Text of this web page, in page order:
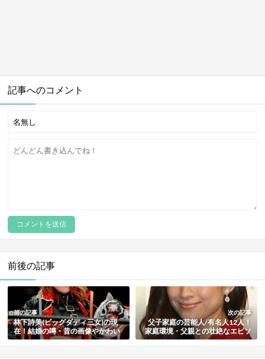
記事へのコメント
前後の記事
前の記事
林下詩美(ビッグダディ三女)の現
在！結婚の噂・昔の画像やかわい
いというネットの声まとめ
次の記事
父子家庭の芸能人/有名人12人！
家庭環境・父親との壮絶なエピソ
ードも総まとめ【最新版】